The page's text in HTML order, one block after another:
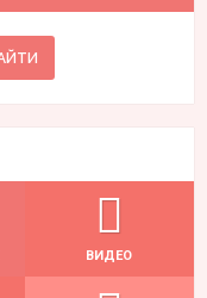
ВИДЕО